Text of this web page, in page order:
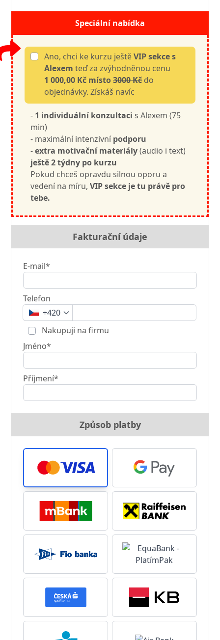
Speciální nabídka
Ano, chci ke kurzu ještěVIP sekce s
Alexem teď za zvýhodněnou cenu
1 000,00 Kč místo 3000 Kčdo
objednávky. Získáš navíc
- 1 individuální konzultaci s Alexem (75
min)
- maximální intenzivní podporu
-extra motivační materiály(audio i text)
ještě 2 týdny po kurzu
Pokud chceš opravdu silnou oporu a
vedení na míru,VIP sekce je tu právě pro
tebe.
Fakturační údaje
E-mail*
Telefon
+420
Nakupuji na firmu
Jméno*
Příjmení*
Způsob platby